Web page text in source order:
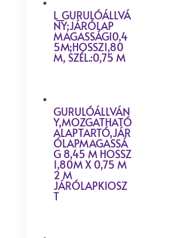
L_GURULÓÁLLVÁ
NY;JÁRÓLAP
MAGASSÁG10,4
5M;HOSSZ1,80
M, SZÉL.:0,75 M
GURULÓÁLLVÁN
Y,MOZGATHATÓ
ALAPTARTÓ,JÁR
ÓLAPMAGASSÁ
G 8,45 M HOSSZ
1,80M X 0,75 M
2 M
JÁRÓLAPKIOSZ
T